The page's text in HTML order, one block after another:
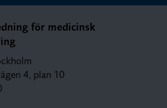
för medicinsk
4, plan 10